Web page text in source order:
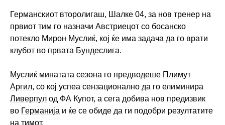
Германскиот второлигаш, Шалке 04, за нов тренер на
првиот тим го назначи Австриецот со босанско
потекло Мирон Муслиќ, кој ќе има задача да го врати
клубот во првата Бундеслига.
Муслиќ минатата сезона го предводеше Плимут
Аргил, со кој успеа сензационално да го елиминира
Ливерпул од ФА Купот, а сега добива нов предизвик
во Германија и ќе се обиде да ги подобри резултатите
на тимот.